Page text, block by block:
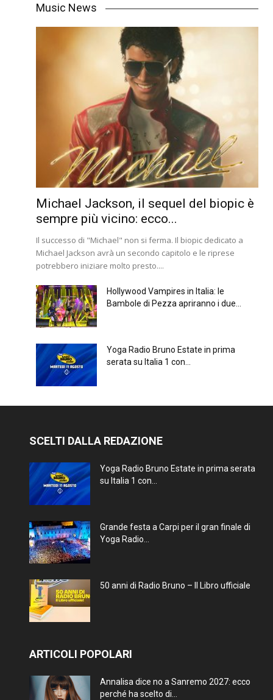
Music News
Michael Jackson, il sequel del biopic è
sempre più vicino: ecco...
Il successo di "Michael" non si ferma. Il biopic dedicato a
Michael Jackson avrà un secondo capitolo e le riprese
potrebbero iniziare molto presto....
Hollywood Vampires in Italia: le
Bambole di Pezza apriranno i due...
Yoga Radio Bruno Estate in prima
serata su Italia 1 con...
SCELTI DALLA REDAZIONE
Yoga Radio Bruno Estate in prima serata
su Italia 1 con...
Grande festa a Carpi per il gran finale di
Yoga Radio...
50 anni di Radio Bruno – Il Libro ufficiale
ARTICOLI POPOLARI
Annalisa dice no a Sanremo 2027: ecco
perché ha scelto di...